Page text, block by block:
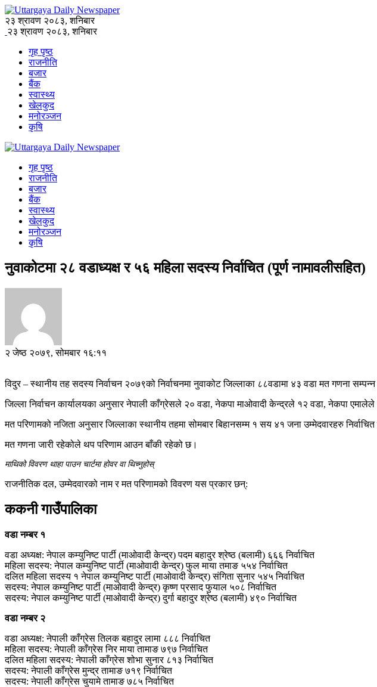
२३ श्रावण २०८३, शनिबार
२३ श्रावण २०८३, शनिबार
गृह पृष्ठ
राजनीति
बजार
बैंक
स्वास्थ्य
खेलकुद
मनोरञ्जन
कृषि
गृह पृष्ठ
राजनीति
बजार
बैंक
स्वास्थ्य
खेलकुद
मनोरञ्जन
कृषि
नुवाकोटमा २८ वडाध्यक्ष र ५६ महिला सदस्य निर्वाचित (पूर्ण नामावलीसहित)
२ जेष्ठ २०७९, सोमबार १६:११
विदुर – स्थानीय तह सदस्य निर्वाचन २०७९को निर्वाचनमा नुवाकोट जिल्लाका ८८वडामा ४३ वडा मत गणना
जिल्ला निर्वाचन कार्यालयका अनुसार नेपाली काँग्रेसले २० वडा, नेकपा माओवादी केन्द्रले १२ वडा, नेकपा
मत परिणामको नजिता अनुसार जिल्लाका स्थानीय तहमा सोमबार बिहानसम्म १ सय ४१ जना उम्मेदवारहरु
मत गणना जारी रहेकोले थप परिणाम आउन बाँकी रहेको छ।
माथिको विवरण थाहा पाउन चार्टमा होवर वा थिच्नुहोस्
राजनीतिक दल, उम्मेदवारको नाम र मत परिणामको विवरण यस प्रकार छन्:
ककनी गाउँपालिका
वडा नम्बर १
वडा अध्यक्ष: नेपाल कम्युनिष्ट पार्टी (माओवादी केन्द्र) पदम बहादुर श्रेष्‍ठ (बलामी) ६६६ निर्वाचित
महिला सदस्य: नेपाल कम्युनिष्ट पार्टी (माओवादी केन्द्र) फुल माया तमाङ ५५४ निर्वाचित
दलित महिला सदस्य १ नेपाल कम्युनिष्ट पार्टी (माओवादी केन्द्र) संगिता सुनार ५४५ निर्वाचित
सदस्य: नेपाल कम्युनिष्ट पार्टी (माओवादी केन्द्र) कृष्ण प्रसाद फुयाल ५०८ निर्वाचित
सदस्य: नेपाल कम्युनिष्ट पार्टी (माओवादी केन्द्र) दुर्गा बहादुर श्रेष्‍ठ (बलामी) ४९० निर्वाचित
वडा नम्बर २
वडा अध्यक्ष: नेपाली काँग्रेस तिलक बहादुर लामा ८८८ निर्वाचित
महिला सदस्य: नेपाली काँग्रेस निर माया तामाङ ७९७ निर्वाचित
दलित महिला सदस्य: नेपाली काँग्रेस शोभा सुनार ८१३ निर्वाचित
सदस्य: नेपाली काँग्रेस मुन्द्र तामाङ ७१९ निर्वाचित
सदस्य: नेपाली काँग्रेस चुयामे तामाङ ७८५ निर्वाचित